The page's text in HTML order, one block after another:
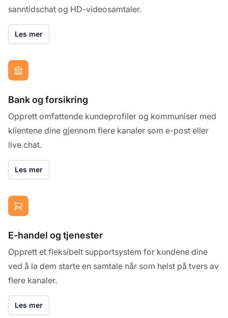
sanntidschat og HD-videosamtaler.
Les mer
Bank og forsikring
Opprett omfattende kundeprofiler og kommuniser med
klientene dine gjennom flere kanaler som e-post eller
live chat.
Les mer
E-handel og tjenester
Opprett et fleksibelt supportsystem for kundene dine
ved å la dem starte en samtale når som helst på tvers av
flere kanaler.
Les mer